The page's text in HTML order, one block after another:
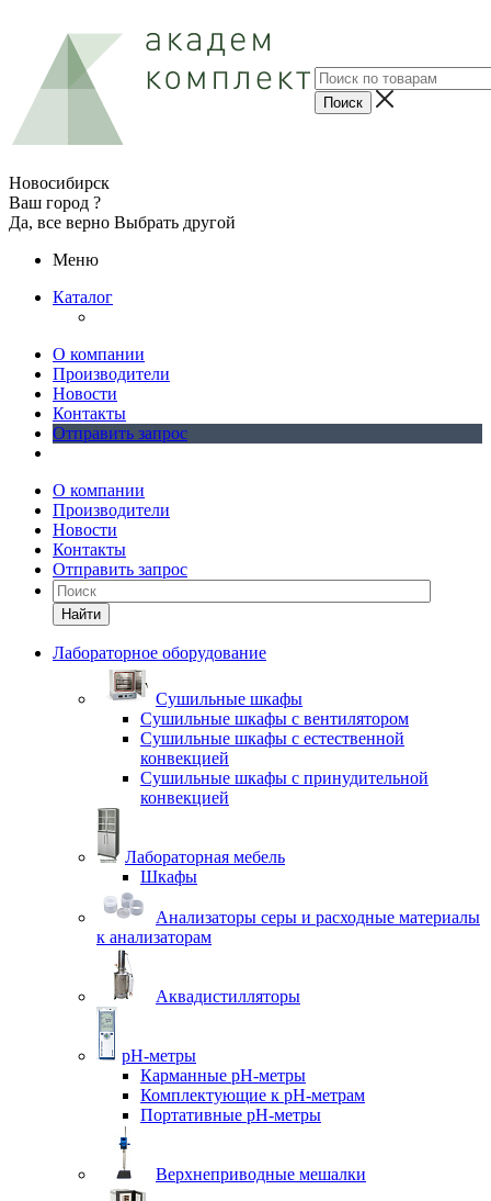
Новосибирск
Ваш город ?
Да, все верно Выбрать другой
Меню
Каталог
О компании
Производители
Новости
Контакты
Отправить запрос
О компании
Производители
Новости
Контакты
Отправить запрос
Найти
Лабораторное оборудование
Cушильные шкафы
Сушильные шкафы с вентилятором
Сушильные шкафы с естественной
конвекцией
Сушильные шкафы с принудительной
конвекцией
Лабораторная мебель
Шкафы
Анализаторы серы и расходные материалы
к анализаторам
Аквадистилляторы
pH-метры
Карманные pH-метры
Комплектующие к pH-метрам
Портативные pH-метры
Верхнеприводные мешалки